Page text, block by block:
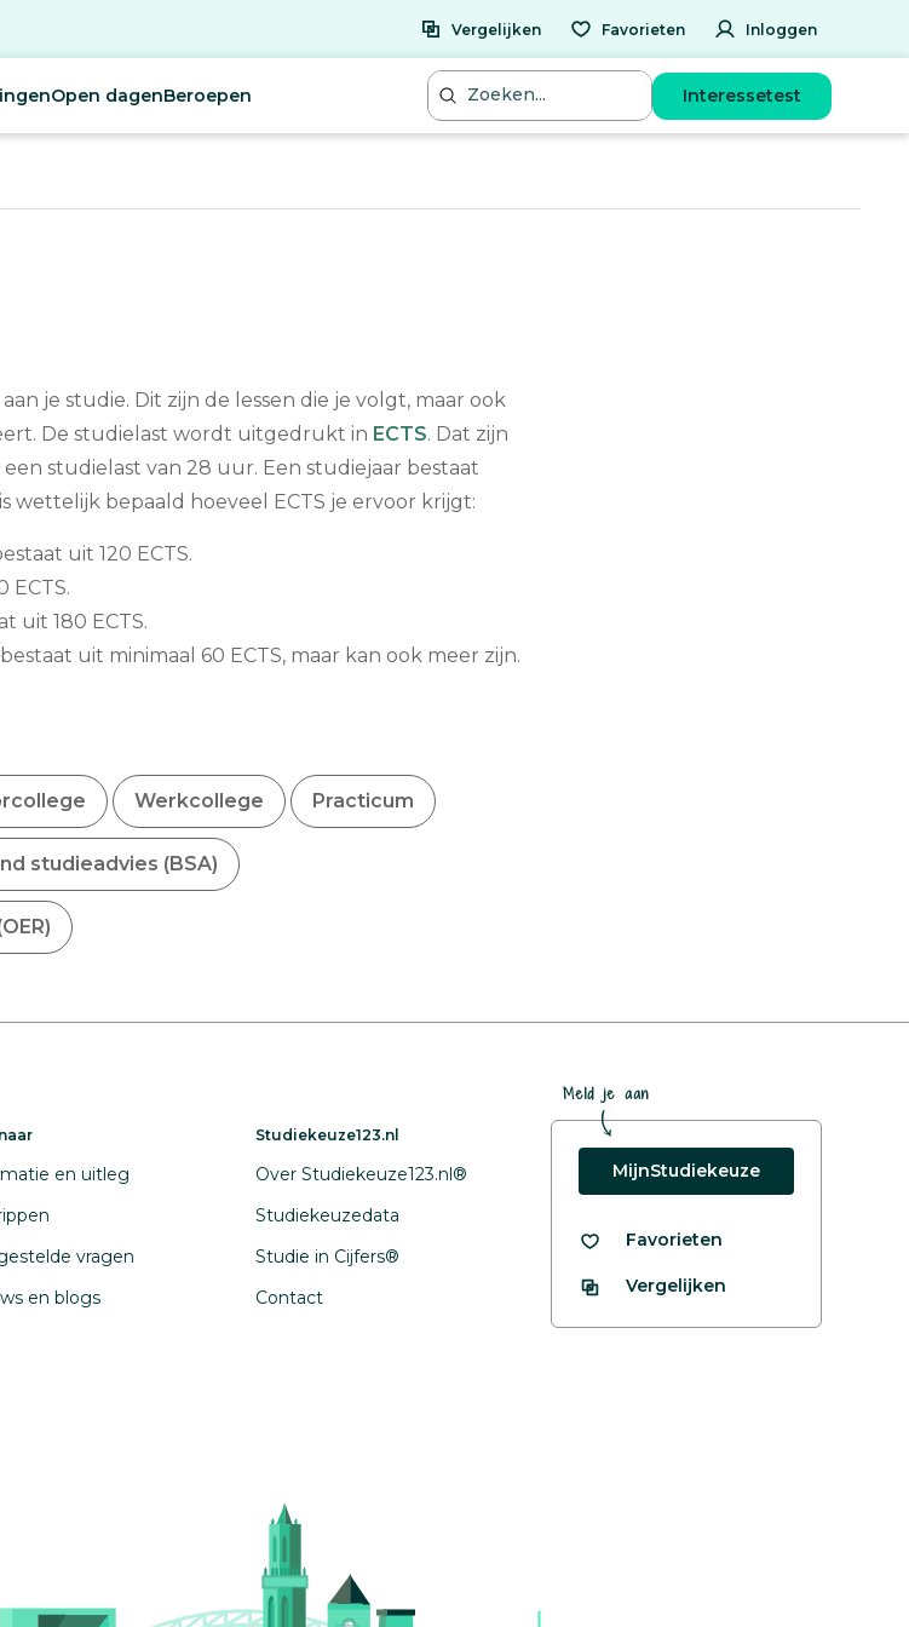
Vergelijken Favorieten Inloggen
Open dagenBeroepen Interessetest
je studie. Dit zijn de lessen die je volgt, maar ook
De studielast wordt uitgedrukt in ECTS. Dat zijn
studielast van 28 uur. Een studiejaar bestaat
wettelijk bepaald hoeveel ECTS je ervoor krijgt:
uit 120 ECTS.
ECTS.
uit 180 ECTS.
uit minimaal 60 ECTS, maar kan ook meer zijn.
Werkcollege Practicum
studieadvies (BSA)
en uitleg
vragen
en blogs
Studiekeuze123.nl
Over Studiekeuze123.nl®
Studiekeuzedata
Studie in Cijfers®
Contact
Meld je aan
MijnStudiekeuze
Favorieten
Vergelijken